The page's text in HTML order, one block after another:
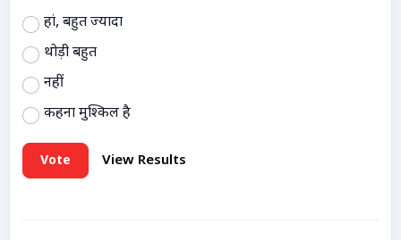
हां, बहुत ज्यादा
थोड़ी बहुत
नहीं
कहना मुश्किल है
Vote View Results